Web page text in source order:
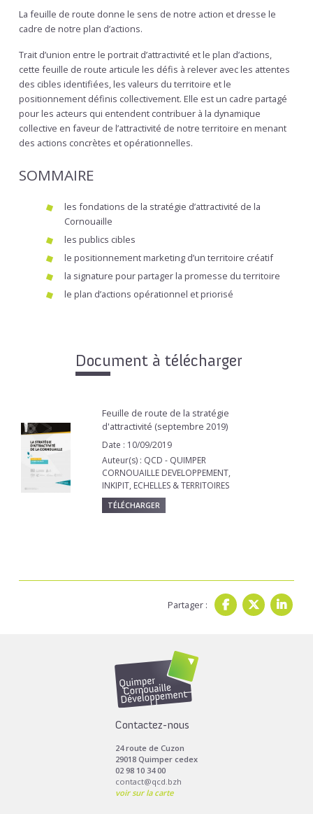
La feuille de route donne le sens de notre action et dresse le
cadre de notre plan d’actions.
Trait d’union entre le portrait d’attractivité et le plan d’actions,
cette feuille de route articule les défis à relever avec les attentes
des cibles identifiées, les valeurs du territoire et le
positionnement définis collectivement. Elle est un cadre partagé
pour les acteurs qui entendent contribuer à la dynamique
collective en faveur de l’attractivité de notre territoire en menant
des actions concrètes et opérationnelles.
SOMMAIRE
les fondations de la stratégie d’attractivité de la
Cornouaille
les publics cibles
le positionnement marketing d’un territoire créatif
la signature pour partager la promesse du territoire
le plan d’actions opérationnel et priorisé
Document à télécharger
Feuille de route de la stratégie
d'attractivité (septembre 2019)
Date : 10/09/2019
Auteur(s) : QCD - QUIMPER
CORNOUAILLE DEVELOPPEMENT,
INKIPIT, ECHELLES & TERRITOIRES
TÉLÉCHARGER
Partager :
Contactez-nous
24 route de Cuzon
29018 Quimper cedex
02 98 10 34 00
contact@qcd.bzh
voir sur la carte